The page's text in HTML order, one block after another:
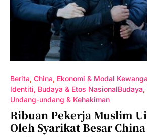
Berita China Ekonomi & Modal
Identiti, Budaya & Etos NasionalBudaya
Undang-undang & Kehakiman
Ribuan Pekerja Muslim
Oleh Syarikat Besar China